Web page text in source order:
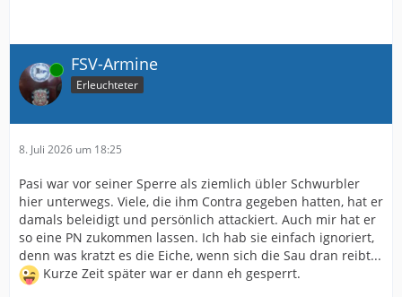
Online FSV-Armine
Erleuchteter
8. Juli 2026 um 18:25
Pasi war vor seiner Sperre als ziemlich übler Schwurbler
hier unterwegs. Viele, die ihm Contra gegeben hatten, hat er
damals beleidigt und persönlich attackiert. Auch mir hat er
so eine PN zukommen lassen. Ich hab sie einfach ignoriert,
denn was kratzt es die Eiche, wenn sich die Sau dran reibt...
Kurze Zeit später war er dann eh gesperrt.